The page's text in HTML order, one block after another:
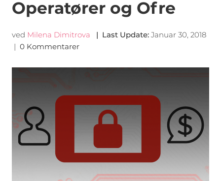
Operatører og Ofre
ved Milena Dimitrova | Last Update: Januar 30, 2018
| 0 Kommentarer